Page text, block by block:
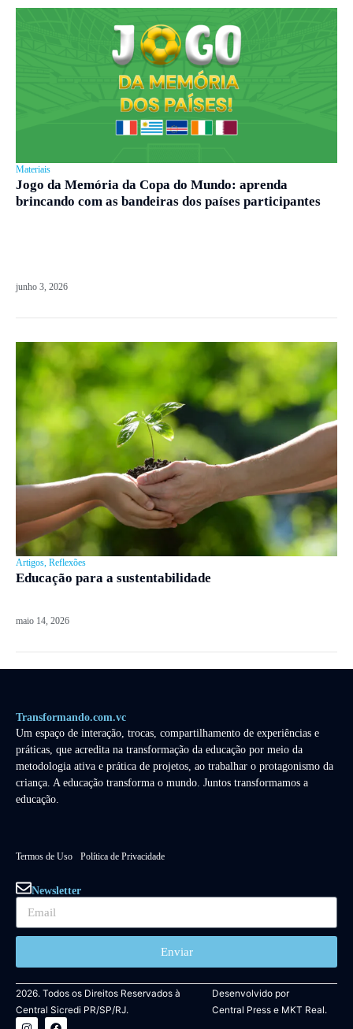
Materiais
Jogo da Memória da Copa do Mundo: aprenda
brincando com as bandeiras dos países participantes
junho 3, 2026
Artigos, Reflexões
Educação para a sustentabilidade
maio 14, 2026
Transformando.com.vc
Um espaço de interação, trocas, compartilhamento de experiências e
práticas, que acredita na transformação da educação por meio da
metodologia ativa e prática de projetos, ao trabalhar o protagonismo da
criança. A educação transforma o mundo. Juntos transformamos a
educação.
Termos de Uso Política de Privacidade
Newsletter
Enviar
2026. Todos os Direitos Reservados à
Central Sicredi PR/SP/RJ.
Desenvolvido por
Central Presse MKT Real.